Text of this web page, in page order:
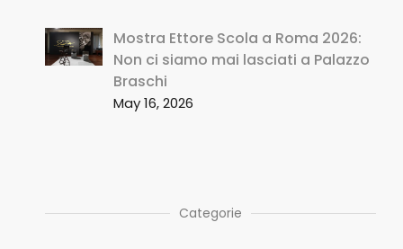
Mostra Ettore Scola a Roma 2026:
Non ci siamo mai lasciati a Palazzo
Braschi
May 16, 2026
Categorie